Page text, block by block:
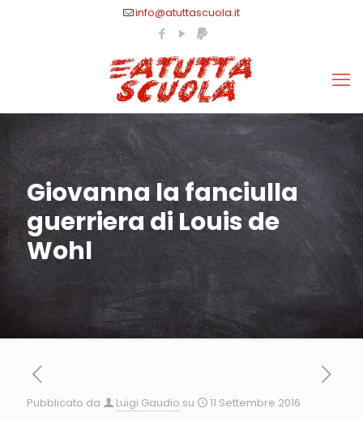
info@atuttascuola.it
Giovanna la fanciulla
guerriera di Louis de
Wohl
Pubblicato da Luigi Gaudio su 11 Settembre 2016